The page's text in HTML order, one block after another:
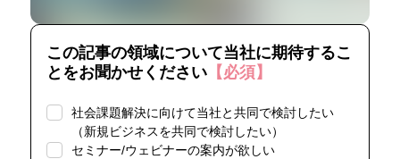
この記事の領域について当社に期待するこ
とをお聞かせください【必須】
社会課題解決に向けて当社と共同で検討したい
（新規ビジネスを共同で検討したい）
セミナー/ウェビナーの案内が欲しい